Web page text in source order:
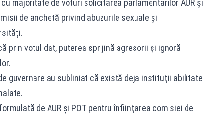
majoritate de voturi solicitarea parlamentarilor AUR şi
de anchetă privind abuzurile sexuale şi
prin votul dat, puterea sprijină agresorii şi ignoră
guvernare au subliniat că există deja instituţii abilitate
de AUR şi POT pentru înfiinţarea comisiei de